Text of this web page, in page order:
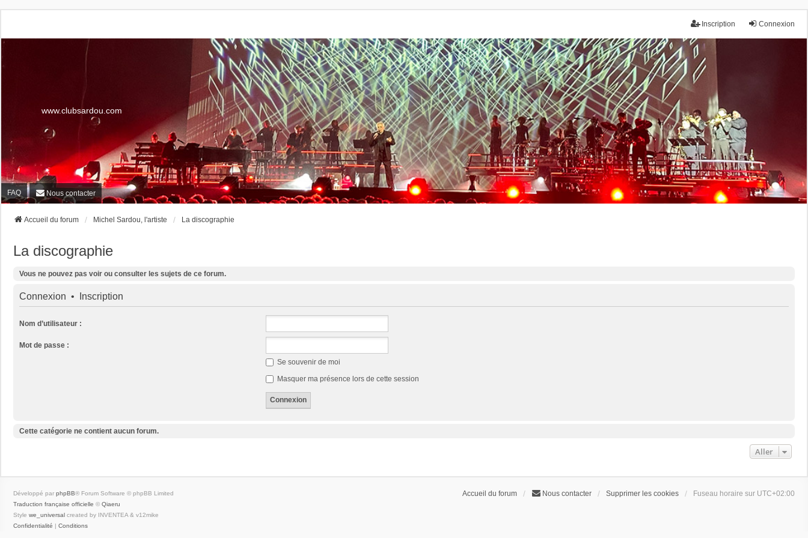
Connexion
Inscription
www.clubsardou.com
FAQ Nous contacter
Accueil du forum Michel Sardou, l'artiste La discographie
La discographie
Vous ne pouvez pas voir ou consulter les sujets de ce forum.
Connexion • Inscription
Nom d’utilisateur :
Mot de passe :
Se souvenir de moi
Masquer ma présence lors de cette session
Cette catégorie ne contient aucun forum.
Aller
Accueil du forum Nous contacter Supprimer les cookies Fuseau horaire sur UTC+02:00
Développé par phpBB® Forum Software © phpBB Limited
Traduction française officielle © Qiaeru
Style we_universal created by INVENTEA & v12mike
Confidentialité | Conditions